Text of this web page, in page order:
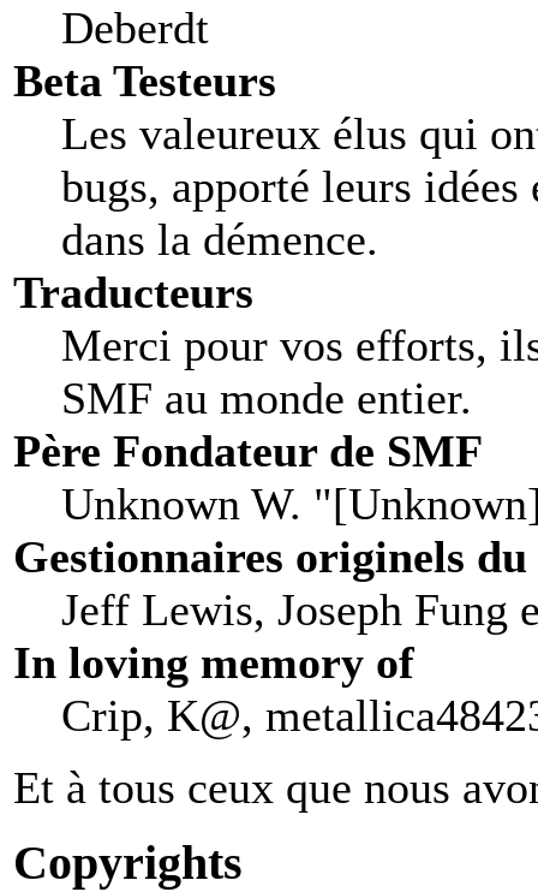
Deberdt
Beta Testeurs
Les valeureux élus qui
bugs, apporté leurs
dans la démence.
Traducteurs
Merci pour vos efforts,
SMF au monde entier.
Père Fondateur de SMF
Unknown W.
Gestionnaires originels
Jeff Lewis, Joseph Fung
In loving memory of
Crip, K@,
Et à tous ceux que nous
Copyrights